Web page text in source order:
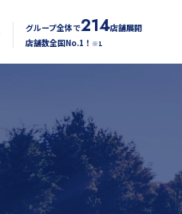
グループ全体で214店舗展開
店舗数全国No.1！ ※1